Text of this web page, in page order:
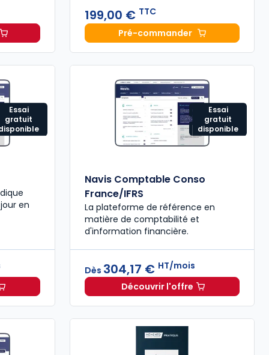
Fiscal 2026 à 215,00 € TTC
199,00 € TTC
Pré-commanderMémento Comptable
Essai
gratuit
en
à partir de 440,58 €HT/mois
Essai
gratuit
disponible
Navis Comptable Conso
France/IFRS
La plateforme de référence en
matière de comptabilité et
d'information financière.
Dès 304,17 € HT/mois
Découvrir l'offreNavis Comptable